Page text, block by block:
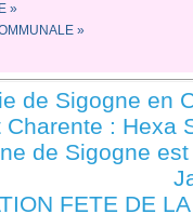
»
»
de Sigogne en
Charente : Hexa
de Sigogne
FETE DE